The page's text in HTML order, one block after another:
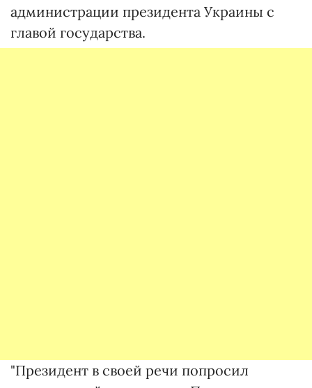
администрации президента Украины с
главой государства.
"Президент в своей речи попросил